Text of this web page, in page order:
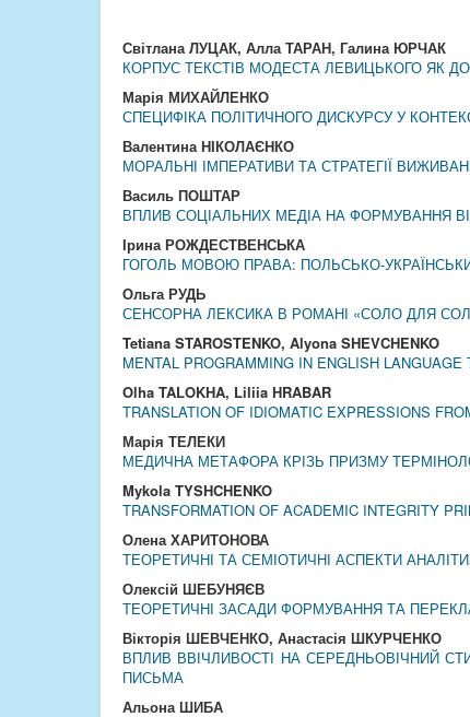
Світлана ЛУЦАК, Алла ТАРАН, Галина ЮРЧАК
КОРПУС ТЕКСТІВ МОДЕСТА ЛЕВИЦЬКОГО ЯК
Марія МИХАЙЛЕНКО
СПЕЦИФІКА ПОЛІТИЧНОГО ДИСКУРСУ У
Валентина НІКОЛАЄНКО
МОРАЛЬНІ ІМПЕРАТИВИ ТА СТРАТЕГІЇ
Василь ПОШТАР
ВПЛИВ СОЦІАЛЬНИХ МЕДІА НА ФОРМУВАННЯ
Ірина РОЖДЕСТВЕНСЬКА
ГОГОЛЬ МОВОЮ ПРАВА: ПОЛЬСЬКО-
Ольга РУДЬ
СЕНСОРНА ЛЕКСИКА В РОМАНІ «СОЛО ДЛЯ
Tetiana STAROSTENKO, Alyona SHEVCHENKO
MENTAL PROGRAMMING IN ENGLISH
Olha TALOKHA, Liliia HRABAR
TRANSLATION OF IDIOMATIC EXPRESSIONS
Марія ТЕЛЕКИ
МЕДИЧНА МЕТАФОРА КРІЗЬ ПРИЗМУ
Mykola TYSHCHENKO
TRANSFORMATION OF ACADEMIC INTEGRITY
Олена ХАРИТОНОВА
ТЕОРЕТИЧНІ ТА СЕМІОТИЧНІ АСПЕКТИ
Олексій ШЕБУНЯЄВ
ТЕОРЕТИЧНІ ЗАСАДИ ФОРМУВАННЯ ТА
Вікторія ШЕВЧЕНКО, Анастасія ШКУРЧЕНКО
ВПЛИВ ВВІЧЛИВОСТІ НА СЕРЕДНЬОВІЧНИЙ
ПИСЬМА
Альона ШИБА